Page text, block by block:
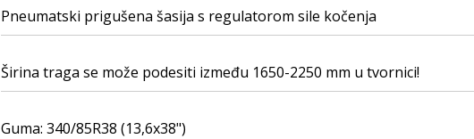
Pneumatski prigušena šasija s regulatorom sile kočenja
Širina traga se može podesiti između 1650-2250 mm u tvornici!
Guma: 340/85R38 (13,6x38")